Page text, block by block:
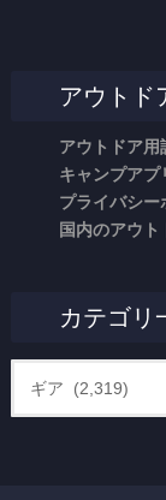
アウトド
アウトドア用
キャンプアプ
プライバシー
国内のアウ
カテゴリ